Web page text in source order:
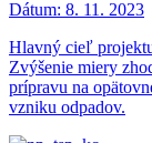
Dátum: 8. 11. 2023
Hlavný cieľ
Zvýšenie miery
prípravu na
vzniku odpadov.